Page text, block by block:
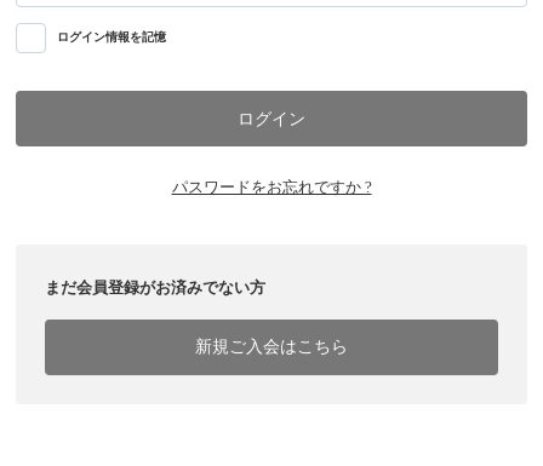
ログイン情報を記憶
パスワードをお忘れですか ?
まだ会員登録がお済みでない方
新規ご入会はこちら